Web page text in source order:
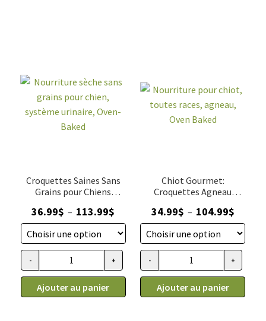
peau
estomac,
race,
système
urinaire,
Croquettes Saines Sans
Grains pour Chiens
36.99$ – 113.99$
de
prix :
36.99$
à
quantité
de
Nourriture
- +
Ajouter au panier
Chiot Gourmet:
Croquettes Agneau
34.99$ – 104.99$Plage
de
prix :
34.99$
à
quantité
de
Nourriture
- +
Ajouter au panier